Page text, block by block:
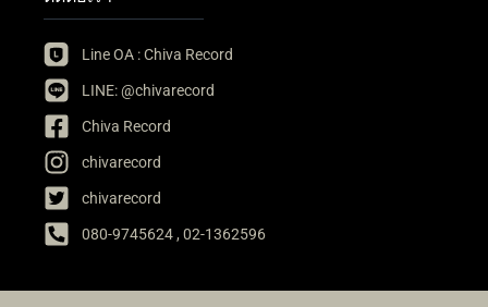
Line OA : Chiva Record
LINE: @chivarecord
Chiva Record
chivarecord
chivarecord
080-9745624 , 02-1362596